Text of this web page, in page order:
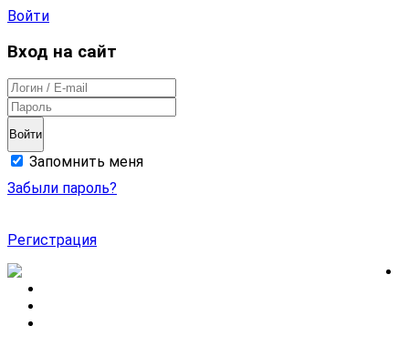
Войти
Вход на сайт
Войти
Запомнить меня
Забыли пароль?
Регистрация